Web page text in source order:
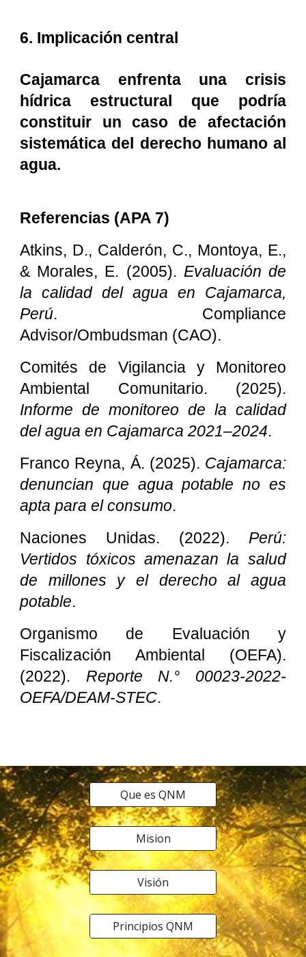
6. Implicación central
Cajamarca enfrenta una crisis
hídrica estructural que podría
constituir un caso de afectación
sistemática del derecho humano al
agua.
Referencias (APA 7)
Atkins, D., Calderón, C., Montoya, E.,
& Morales, E. (2005). Evaluación de
la calidad del agua en Cajamarca,
Perú. Compliance
Advisor/Ombudsman (CAO).
Comités de Vigilancia y Monitoreo
Ambiental Comunitario. (2025).
Informe de monitoreo de la calidad
del agua en Cajamarca 2021–2024.
Franco Reyna, Á. (2025). Cajamarca:
denuncian que agua potable no es
apta para el consumo.
Naciones Unidas. (2022). Perú:
Vertidos tóxicos amenazan la salud
de millones y el derecho al agua
potable.
Organismo de Evaluación y
Fiscalización Ambiental (OEFA).
(2022). Reporte N.° 00023-2022-
OEFA/DEAM-STEC.
Que es QNM
Mision
Visión
Principios QNM